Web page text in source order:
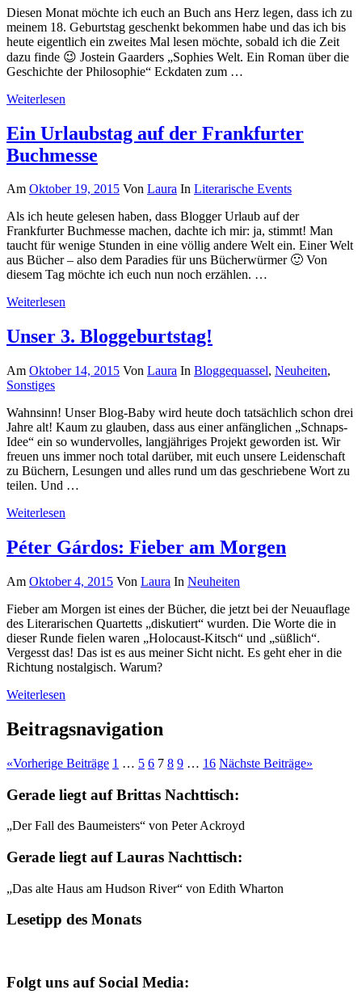
Diesen Monat möchte ich euch an Buch ans Herz legen, dass ich zu
meinem 18. Geburtstag geschenkt bekommen habe und das ich bis
heute eigentlich ein zweites Mal lesen möchte, sobald ich die Zeit
dazu finde 😉 Jostein Gaarders „Sophies Welt. Ein Roman über die
Geschichte der Philosophie“ Eckdaten zum …
Weiterlesen
Ein Urlaubstag auf der Frankfurter
Buchmesse
Am Oktober 19, 2015 Von Laura In Literarische Events
Als ich heute gelesen haben, dass Blogger Urlaub auf der
Frankfurter Buchmesse machen, dachte ich mir: ja, stimmt! Man
taucht für wenige Stunden in eine völlig andere Welt ein. Einer Welt
aus Bücher – also dem Paradies für uns Bücherwürmer 🙂 Von
diesem Tag möchte ich euch nun noch erzählen. …
Weiterlesen
Unser 3. Bloggeburtstag!
Am Oktober 14, 2015 Von Laura In Bloggequassel, Neuheiten,
Sonstiges
Wahnsinn! Unser Blog-Baby wird heute doch tatsächlich schon drei
Jahre alt! Kaum zu glauben, dass aus einer anfänglichen „Schnaps-
Idee“ ein so wundervolles, langjähriges Projekt geworden ist. Wir
freuen uns immer noch total darüber, mit euch unsere Leidenschaft
zu Büchern, Lesungen und alles rund um das geschriebene Wort zu
teilen. Und …
Weiterlesen
Péter Gárdos: Fieber am Morgen
Am Oktober 4, 2015 Von Laura In Neuheiten
Fieber am Morgen ist eines der Bücher, die jetzt bei der Neuauflage
des Literarischen Quartetts „diskutiert“ wurden. Die Worte die in
dieser Runde fielen waren „Holocaust-Kitsch“ und „süßlich“.
Vergesst das! Das ist es aus meiner Sicht nicht. Es geht eher in die
Richtung nostalgisch. Warum?
Weiterlesen
Beitragsnavigation
«Vorherige Beiträge 1 … 5 6 7 8 9 … 16 Nächste Beiträge»
Gerade liegt auf Brittas Nachttisch:
„Der Fall des Baumeisters“ von Peter Ackroyd
Gerade liegt auf Lauras Nachttisch:
„Das alte Haus am Hudson River“ von Edith Wharton
Lesetipp des Monats
Folgt uns auf Social Media: